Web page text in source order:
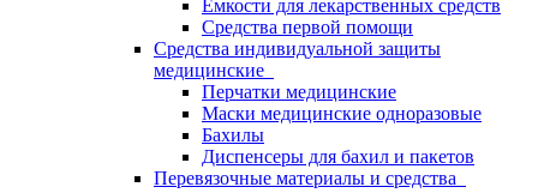
Емкости для лекарственных средств
Средства первой помощи
Средства индивидуальной защиты
медицинские
Перчатки медицинские
Маски медицинские одноразовые
Бахилы
Диспенсеры для бахил и пакетов
Перевязочные материалы и средства